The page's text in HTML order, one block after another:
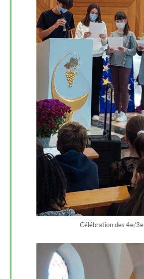
Célébration des 4e/3e